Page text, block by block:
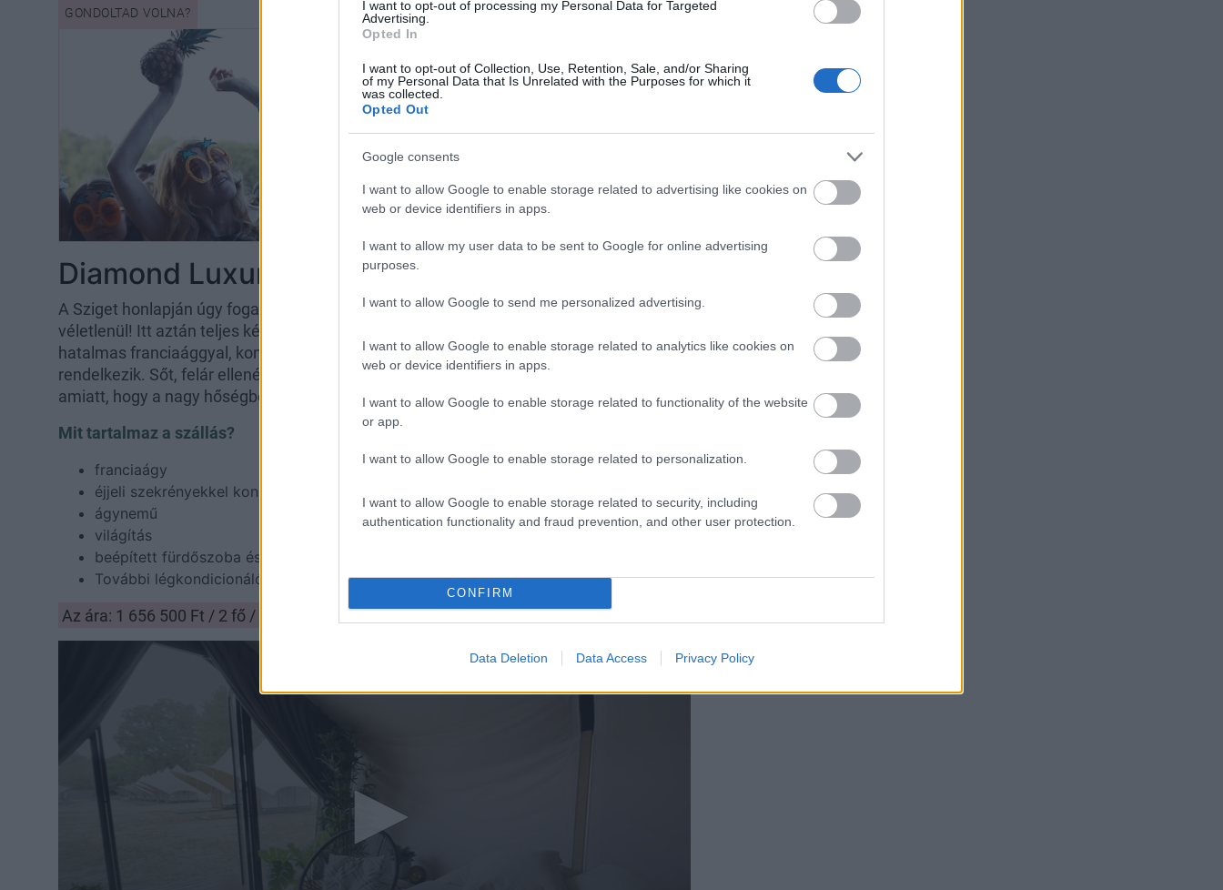
I want to opt-out of processing my Personal Data for Targeted
Advertising.
Opted In
I want to opt-out of Collection, Use, Retention, Sale, and/or Sharing
of my Personal Data that Is Unrelated with the Purposes for which it
was collected.
Opted Out
Google consents
I want to allow Google to enable storage related to advertising like cookies on
web or device identifiers in apps.
I want to allow my user data to be sent to Google for online advertising
purposes.
I want to allow Google to send me personalized advertising.
I want to allow Google to enable storage related to analytics like cookies on
web or device identifiers in apps.
I want to allow Google to enable storage related to functionality of the website
or app.
I want to allow Google to enable storage related to personalization.
I want to allow Google to enable storage related to security, including
authentication functionality and fraud prevention, and other user protection.
CONFIRM
Data Deletion Data Access Privacy Policy
lakhatsz a Szigeten:
nem is akármilyen
meleg ételt adnak
szemtelenül jó áron
Diamond Luxury
A Sziget honlapján úgy fogalmaznak, hogy a Diamond Luxury a szállások királya - nem
véletlenül! Itt aztán teljes kényelemben tudsz készülődni és pihenni is, hiszen a házikó
hatalmas franciaággyal, konnektorokkal, privát fürdőszobával és terasszal is
rendelkezik. Sőt, felár ellenében
is kérhetsz, így biztosan nem kell aggódnod
amiatt, hogy a nagy hőségben nem tudsz majd jól aludni.
Mit tartalmaz a szállás?
franciaágy
éjjeli szekrényekkel konnektorral
ágynemű
világítás
beépített fürdőszoba és WC
További légkondicionáló felár ellenében (140 euró)
Az ára: 1 656 500 Ft / 2 fő / 6 nap